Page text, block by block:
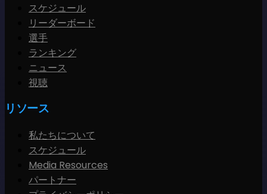
スケジュール
リーダーボード
選手
ランキング
ニュース
視聴
リソース
私たちについて
スケジュール
Media Resources
パートナー